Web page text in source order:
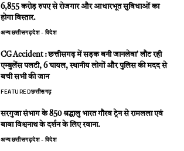
6,855 करोड़ रुपए से रोजगार और आधारभूत सुविधाओं का
होगा विस्तार.
अन्यछत्तीसगढ़देश - विदेश
CG Accident : छत्तीसगढ़ में सड़क बनी जानलेवा’ लौट रही
एम्बुलेंस पलटी, 6 घायल, स्थानीय लोगों और पुलिस की मदद से
बची सभी की जान
FEATUREDछत्तीसगढ़
सरगुजा संभाग के 850 श्रद्धालु भारत गौरव ट्रेन से रामलला एवं
बाबा विश्वनाथ के दर्शन के लिए रवाना.
अन्यछत्तीसगढ़देश - विदेश